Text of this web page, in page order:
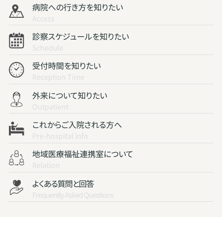
病院への行き方を知りたい
Access
診察スケジュールを知りたい
Schedule
受付時間を知りたい
Reception Time
外来について知りたい
Outpatient
これからご入院される方へ
Pre-hospital info
地域医療福祉連携室について
Relation
よくある質問と回答
Frequently Asked Questions